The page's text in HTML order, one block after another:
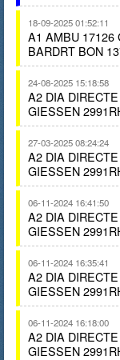
18-09-2025 01:52:11
A1 AMBU 17126
BARDRT BON
24-08-2025 15:18:58
A2 DIA
GIESSEN
27-03-2025 08:24:24
A2 DIA
GIESSEN
06-11-2024 16:41:50
A2 DIA
GIESSEN
06-11-2024 16:35:41
A2 DIA
GIESSEN
06-11-2024 16:18:00
A2 DIA
GIESSEN